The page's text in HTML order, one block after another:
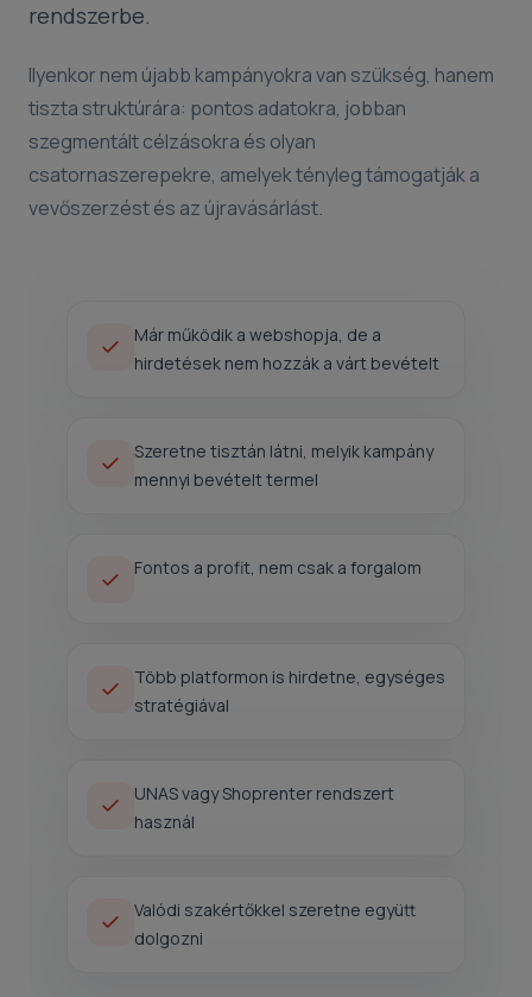
rendszerbe.
Ilyenkor nem újabb kampányokra van szükség, hanem
tiszta struktúrára: pontos adatokra, jobban
szegmentált célzásokra és olyan
csatornaszerepekre, amelyek tényleg támogatják a
vevőszerzést és az újravásárlást.
Már működik a webshopja, de a
hirdetések nem hozzák a várt bevételt
Szeretne tisztán látni, melyik kampány
mennyi bevételt termel
Fontos a profit, nem csak a forgalom
Több platformon is hirdetne, egységes
stratégiával
UNAS vagy Shoprenter rendszert
használ
Valódi szakértőkkel szeretne együtt
dolgozni